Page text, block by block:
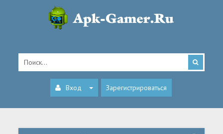
Вход Зарегистрироваться